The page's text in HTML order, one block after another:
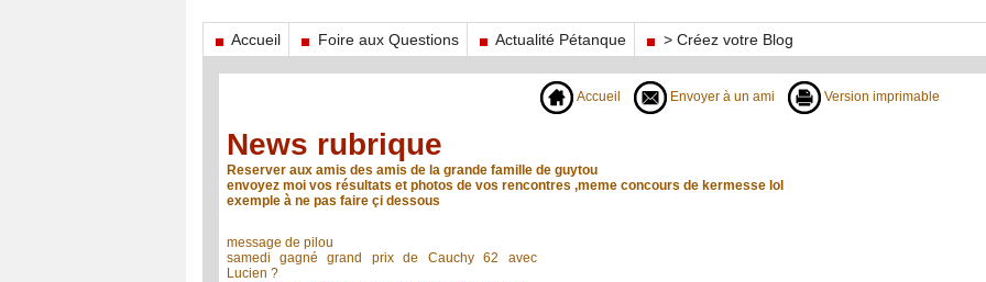
Accueil Foire aux Questions Actualité Pétanque > Créez votre Blog
Accueil Envoyer à un ami Version imprimable
News rubrique
Reserver aux amis des amis de la grande famille de guytou
envoyez moi vos résultats et photos de vos rencontres ,meme concours de kermesse lol
exemple à ne pas faire çi dessous
message de pilou
samedi gagné grand prix de Cauchy 62 avec
Lucien ?